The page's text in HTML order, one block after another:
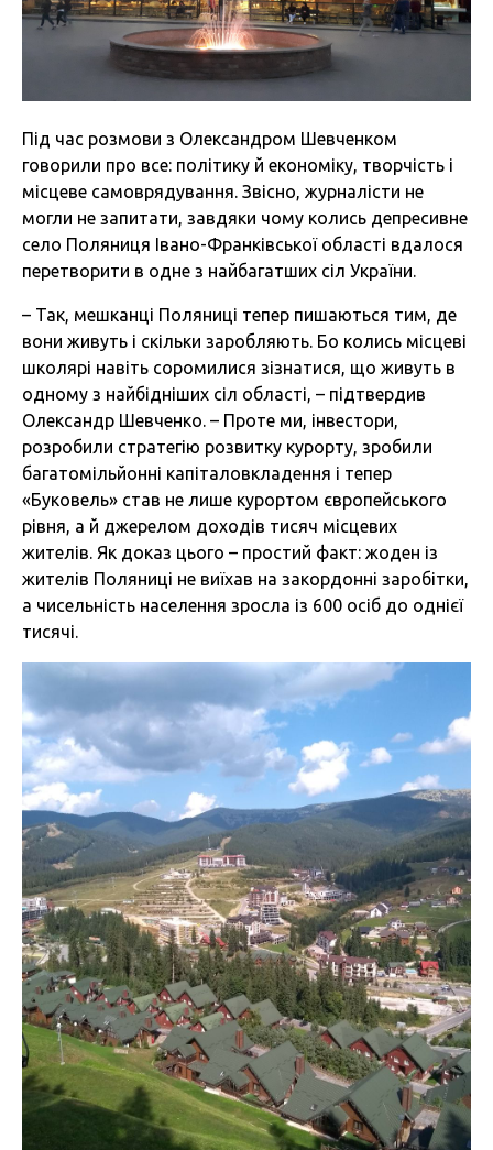
Під час розмови з Олександром Шевченком
говорили про все: політику й економіку, творчість і
місцеве самоврядування. Звісно, журналісти не
могли не запитати, завдяки чому колись депресивне
село Поляниця Івано-Франківської області вдалося
перетворити в одне з найбагатших сіл України.
– Так, мешканці Поляниці тепер пишаються тим, де
вони живуть і скільки заробляють. Бо колись місцеві
школярі навіть соромилися зізнатися, що живуть в
одному з найбідніших сіл області, – підтвердив
Олександр Шевченко. – Проте ми, інвестори,
розробили стратегію розвитку курорту, зробили
багатомільйонні капіталовкладення і тепер
«Буковель» став не лише курортом європейського
рівня, а й джерелом доходів тисяч місцевих
жителів. Як доказ цього – простий факт: жоден із
жителів Поляниці не виїхав на закордонні заробітки,
а чисельність населення зросла із 600 осіб до однієї
тисячі.